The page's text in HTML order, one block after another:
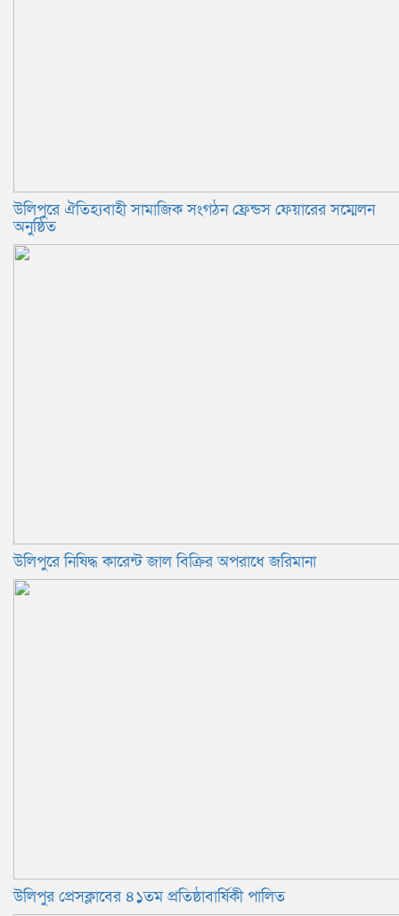
উলিপুরে ঐতিহ্যবাহী সামাজিক সংগঠন ফ্রেন্ডস ফেয়ারের সম্মেলন
অনুষ্ঠিত
উলিপুরে নিষিদ্ধ কারেন্ট জাল বিক্রির অপরাধে জরিমানা
উলিপুর প্রেসক্লাবের ৪১তম প্রতিষ্ঠাবার্ষিকী পালিত ‎